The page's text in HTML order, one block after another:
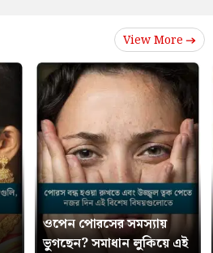
View More
ওপেন পোরসের সমস্যায়
ভুগছেন? সমাধান লুকিয়ে এই